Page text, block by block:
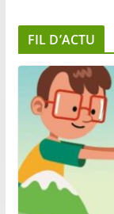
FIL D’ACTU